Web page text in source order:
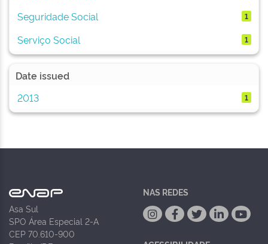
Seguridade Social 1
Serviço Social 1
Date issued
2013
1
Asa Sul
SPO Área Especial 2-A
CEP 70.610-900
NAS REDES